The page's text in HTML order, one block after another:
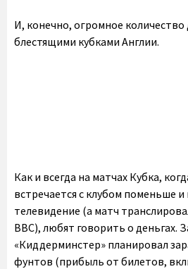
И, конечно, огромное количество
блестящими кубками Англии.
Как и всегда на матчах Кубка,
встречается с клубом поменьше
телевидение (а матч
BBC), любят говорить о деньгах.
«Киддерминстер» планировал
фунтов (прибыль от билетов,